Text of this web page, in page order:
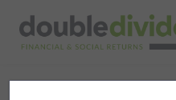
naar
inhoud